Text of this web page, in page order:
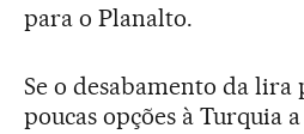
para o Planalto.
Se o desabamento da lira
poucas opções à Turquia